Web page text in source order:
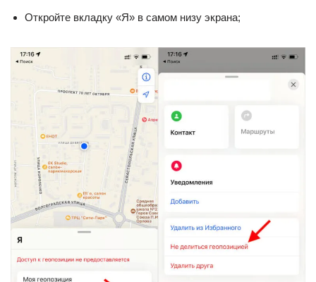
Откройте вкладку «Я» в самом низу экрана;